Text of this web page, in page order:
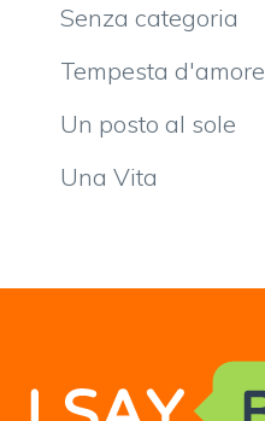
Senza categoria
Tempesta d'amore
Un posto al sole
Una Vita